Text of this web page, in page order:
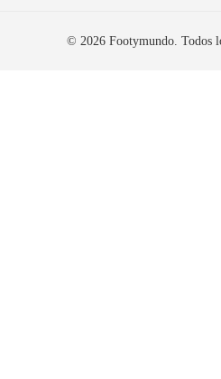
© 2026 Footymundo. Todos